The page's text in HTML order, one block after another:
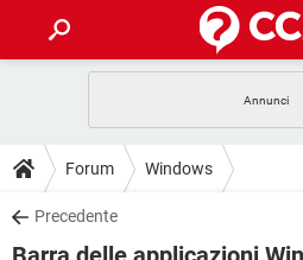
INTRATTENIMENTO
iOS
INSTAGRAM
GUIDE
COVID-19
DOWNLOAD
COVID-19
Forum Windows
Precedente